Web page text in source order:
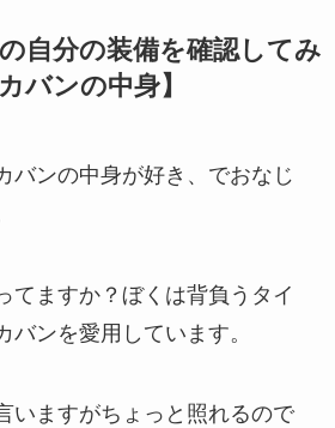
自分の装備を確認してみ
バンの中身】
バンの中身が好き、でおなじ
てますか？ぼくは背負うタイ
バンを愛用しています。
いますがちょっと照れるので